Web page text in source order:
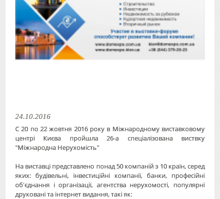
24.10.2016
C 20 по 22 жовтня 2016 року в Міжнародному виставковому
центрі Києва пройшла 26-а спеціалізована виствку
"Міжнародна Нерухомість"
На виставці представлено понад 50 компаній з 10 країн, серед
яких: будівельні, інвестиційні компанії, банки, професійні
об'єднання і організації, агентства нерухомості, популярні
друковані та інтернет видання, такі як: